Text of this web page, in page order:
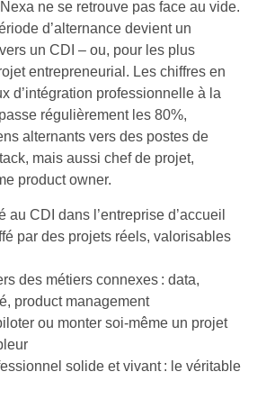
ne se retrouve pas face au vide.
d’alternance devient un
un CDI – ou, pour les plus
entrepreneurial. Les chiffres en
d’intégration professionnelle à la
régulièrement les 80%,
alternants vers des postes de
mais aussi chef de projet,
product owner.
au CDI dans l’entreprise d’accueil
par des projets réels, valorisables
des métiers connexes : data,
product management
ou monter soi-même un projet
solide et vivant : le véritable